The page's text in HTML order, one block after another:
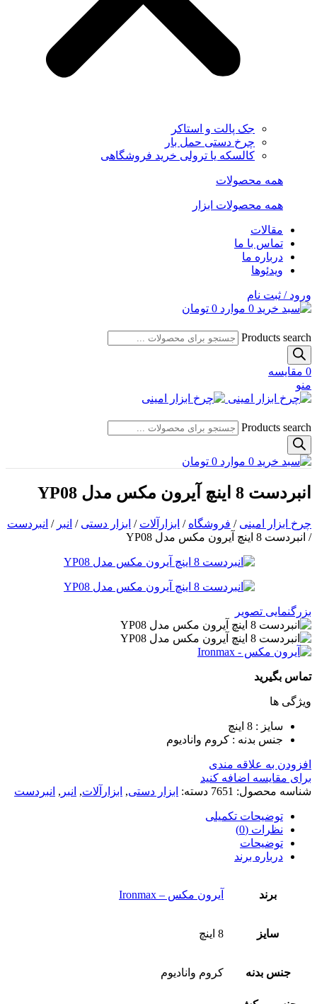
جک پالت و استاکر
چرخ دستی حمل بار
کالسکه یا ترولی خرید فروشگاهی
همه محصولات
همه محصولات ابزار
مقالات
تماس با ما
درباره ما
ویدئوها
ورود / ثبت نام
0 موارد 0 تومان
Products search
0 مقایسه
منو
Products search
0 موارد 0 تومان
انبردست 8 اینچ آیرون مکس مدل YP08
چرخ ابزار امینی / فروشگاه / ابزارآلات / ابزار دستی / انبر / انبردست
/ انبردست 8 اینچ آیرون مکس مدل YP08
بزرگنمایی تصویر
تماس بگیرید
ویژگی ها
سایز : 8 اینچ
جنس بدنه : کروم وانادیوم
افزودن به علاقه مندی
برای مقایسه اضافه کنید
شناسه محصول: 7651 دسته: ابزار دستی, ابزارآلات, انبر , انبردست
توضیحات تکمیلی
نظرات (0)
توضیحات
درباره برند
برند آیرون مکس – Ironmax
سایز 8 اینچ
جنس بدنه کروم وانادیوم